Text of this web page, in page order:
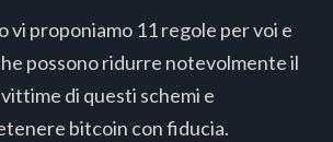
vi proponiamo 11 regole per voi e
possono ridurre notevolmente il
di questi schemi e
bitcoin con fiducia.